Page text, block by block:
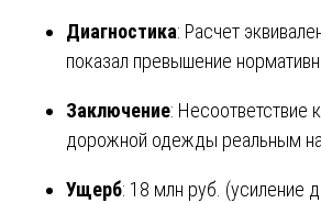
Диагностика: Расчет
показал превышение
Заключение: Несоответствие
дорожной одежды реальным
Ущерб: 18 млн руб. (усиление